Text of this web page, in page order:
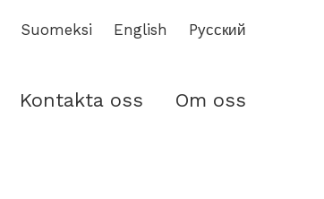
Suomeksi English Pусский
Kontakta oss Om oss